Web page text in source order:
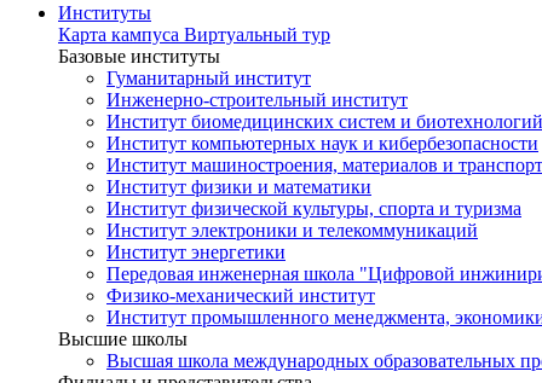
Институты
Карта кампуса Виртуальный тур
Базовые институты
Гуманитарный институт
Инженерно-строительный институт
Институт биомедицинских систем и биотехнологий
Институт компьютерных наук и кибербезопасности
Институт машиностроения, материалов и
Институт физики и математики
Институт физической культуры, спорта и туризма
Институт электроники и телекоммуникаций
Институт энергетики
Передовая инженерная школа "Цифровой
Физико-механический институт
Институт промышленного менеджмента,
Высшие школы
Высшая школа международных образовательных